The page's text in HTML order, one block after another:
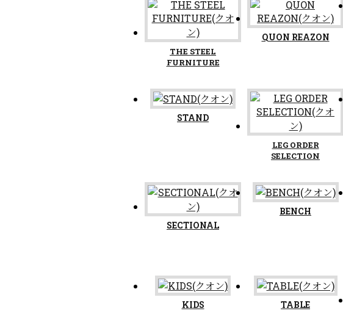
THE STEEL
FURNITURE
QUON REAZON
STAND
LEG ORDER
SELECTION
SECTIONAL
BENCH
KIDS
TABLE